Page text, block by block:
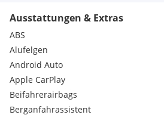
Zwischenverkauf vorbehalten!
Extras:
Fahrzeugbesichtigungen bitte nach
unserem Verkaufsberater unter
02742-393 992, um beste
Kevin Pölzgutter
Ausstattungen & Extras
ABS
Alufelgen
Android Auto
Apple CarPlay
Beifahrerairbags
Berganfahrassistent